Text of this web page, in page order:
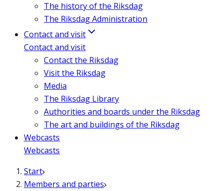
The history of the Riksdag
The Riksdag Administration
Contact and visit
Contact and visit
Contact the Riksdag
Visit the Riksdag
Media
The Riksdag Library
Authorities and boards under the Riksdag
The art and buildings of the Riksdag
Webcasts
Webcasts
Start
Members and parties